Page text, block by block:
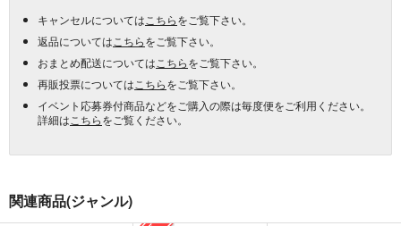
キャンセルについては こちらをご覧下さい。
返品については こちらをご覧下さい。
おまとめ配送については こちらをご覧下さい。
再販投票については こちらをご覧下さい。
イベント応募券付商品などをご購入の際は毎度便をご利用ください。
詳細は こちらをご覧ください。
関連商品(ジャンル)